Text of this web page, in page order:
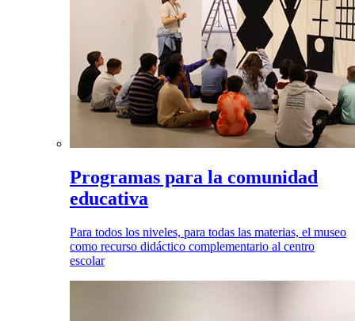
Programas para la comunidad
educativa
Para todos los niveles, para todas las materias, el museo
como recurso didáctico complementario al centro
escolar